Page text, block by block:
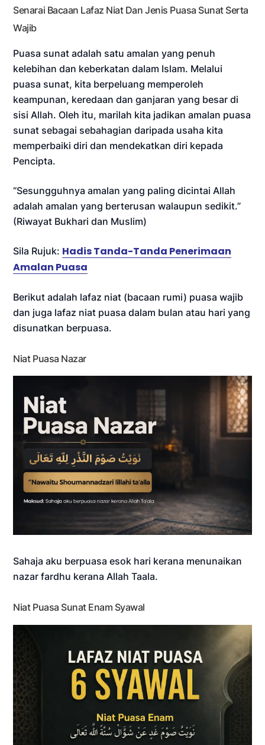
Senarai Bacaan Lafaz Niat Dan Jenis Puasa Sunat Serta
Wajib
Puasa sunat adalah satu amalan yang penuh
kelebihan dan keberkatan dalam Islam. Melalui
puasa sunat, kita berpeluang memperoleh
keampunan, keredaan dan ganjaran yang besar di
sisi Allah. Oleh itu, marilah kita jadikan amalan puasa
sunat sebagai sebahagian daripada usaha kita
memperbaiki diri dan mendekatkan diri kepada
Pencipta.
“Sesungguhnya amalan yang paling dicintai Allah
adalah amalan yang berterusan walaupun sedikit.”
(Riwayat Bukhari dan Muslim)
Sila Rujuk: Hadis Tanda-Tanda Penerimaan
Amalan Puasa
Berikut adalah lafaz niat (bacaan rumi) puasa wajib
dan juga lafaz niat puasa dalam bulan atau hari yang
disunatkan berpuasa.
Niat Puasa Nazar
Sahaja aku berpuasa esok hari kerana menunaikan
nazar fardhu kerana Allah Taala.
Niat Puasa Sunat Enam Syawal